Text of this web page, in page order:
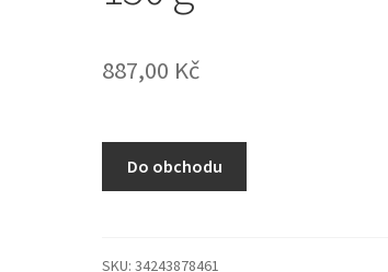
887,00 Kč
Do obchodu
SKU:34243878461